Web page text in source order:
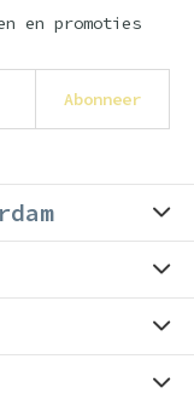
en promoties
Abonneer